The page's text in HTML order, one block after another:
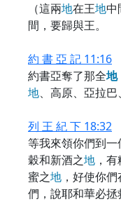
（這兩地在王地中
間，要歸與王。
約 書 亞 記 11:16
約書亞奪了那全地
地、高原、亞拉
列 王 紀 下 18:32
等我來領你們到一
穀和新酒之地 ，
蜜之地 ，好使你
們，說耶和華必拯